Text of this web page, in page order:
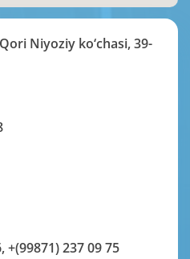
Niyoziy ko‘chasi, 39-
,+(99871) 237 09 75